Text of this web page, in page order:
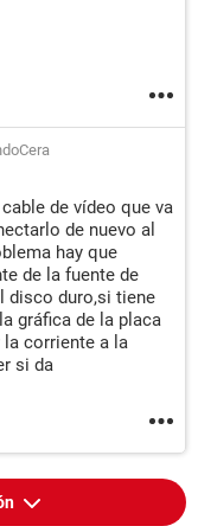
de vídeo que va
de nuevo al
hay que
de la fuente de
disco duro,si tiene
gráfica de la placa
la corriente a la
si da